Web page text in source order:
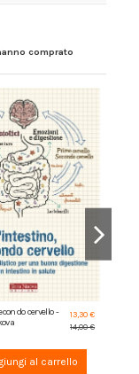
comprato
cervello -
13,30 €
14,00 €
al carrello